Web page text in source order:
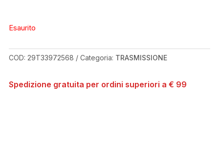
Esaurito
COD: 29T33972568 Categoria: TRASMISSIONE
Spedizione gratuita per ordini superiori a € 99